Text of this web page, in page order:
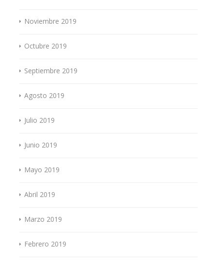
Noviembre 2019
Octubre 2019
Septiembre 2019
Agosto 2019
Julio 2019
Junio 2019
Mayo 2019
Abril 2019
Marzo 2019
Febrero 2019